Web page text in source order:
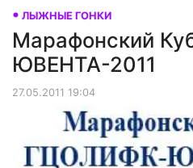
ЛЫЖНЫЕ ГОНКИ
Марафонский
ЮВЕНТА-2011
27.05.2011 19:04